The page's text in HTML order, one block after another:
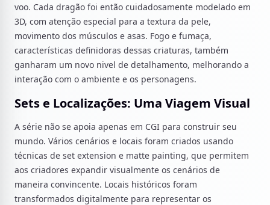
voo. Cada dragão foi então cuidadosamente modelado em
3D, com atenção especial para a textura da pele,
movimento dos músculos e asas. Fogo e fumaça,
características definidoras dessas criaturas, também
ganharam um novo nivel de detalhamento, melhorando a
interação com o ambiente e os personagens.
Sets e Localizações: Uma Viagem Visual
A série não se apoia apenas em CGI para construir seu
mundo. Vários cenários e locais foram criados usando
técnicas de set extension e matte painting, que permitem
aos criadores expandir visualmente os cenários de
maneira convincente. Locais históricos foram
transformados digitalmente para representar os